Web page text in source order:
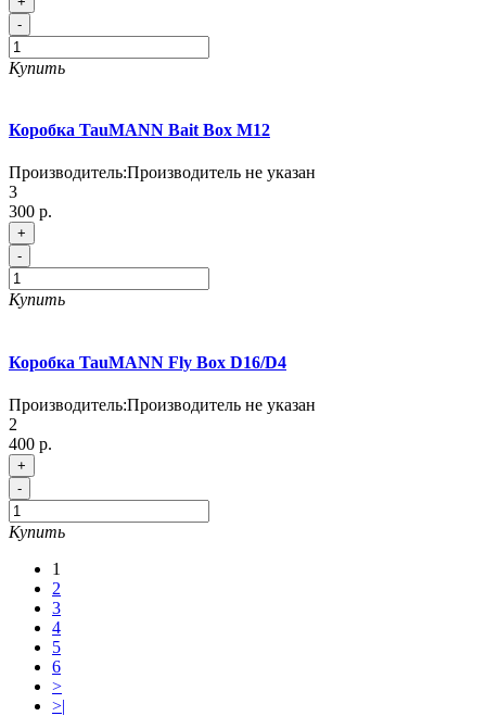
-
Купить
Коробка TauMANN Bait Box M12
Производитель:Производитель не указан
3
300 р.
+
-
Купить
Коробка TauMANN Fly Box D16/D4
Производитель:Производитель не указан
2
400 р.
+
-
Купить
1
2
3
4
5
6
>
>|